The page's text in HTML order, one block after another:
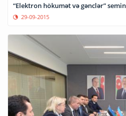
“Elektron hökumət və gənclər”
29-09-2015